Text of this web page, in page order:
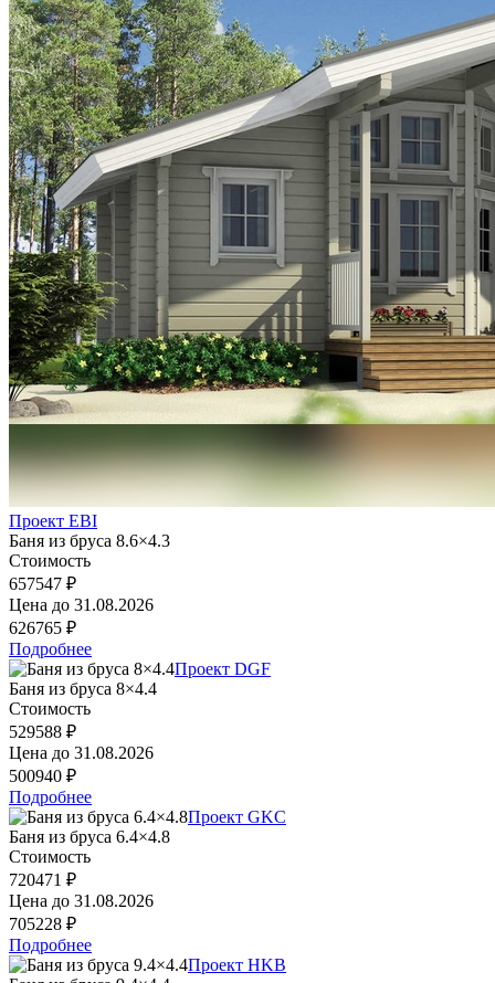
Проект EBI
Баня из бруса 8.6×4.3
Стоимость
657547 ₽
Цена до 31.08.2026
626765 ₽
Подробнее
Проект DGF
Баня из бруса 8×4.4
Стоимость
529588 ₽
Цена до 31.08.2026
500940 ₽
Подробнее
Проект GKC
Баня из бруса 6.4×4.8
Стоимость
720471 ₽
Цена до 31.08.2026
705228 ₽
Подробнее
Проект HKB